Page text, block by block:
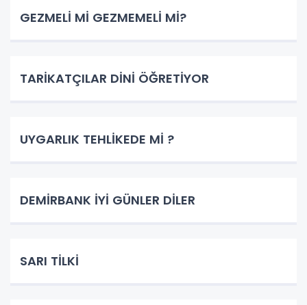
GEZMELİ Mİ GEZMEMELİ Mİ?
TARİKATÇILAR DİNİ ÖĞRETİYOR
UYGARLIK TEHLİKEDE Mİ ?
DEMİRBANK İYİ GÜNLER DİLER
SARI TİLKİ